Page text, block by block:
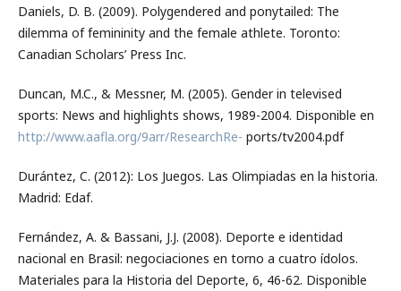
Daniels, D. B. (2009). Polygendered and ponytailed: The
dilemma of femininity and the female athlete. Toronto:
Canadian Scholars’ Press Inc.
Duncan, M.C., & Messner, M. (2005). Gender in televised
sports: News and highlights shows, 1989-2004. Disponible en
http://www.aafla.org/9arr/ResearchRe- ports/tv2004.pdf
Durántez, C. (2012): Los Juegos. Las Olimpiadas en la historia.
Madrid: Edaf.
Fernández, A. & Bassani, J.J. (2008). Deporte e identidad
nacional en Brasil: negociaciones en torno a cuatro ídolos.
Materiales para la Historia del Deporte, 6, 46-62. Disponible